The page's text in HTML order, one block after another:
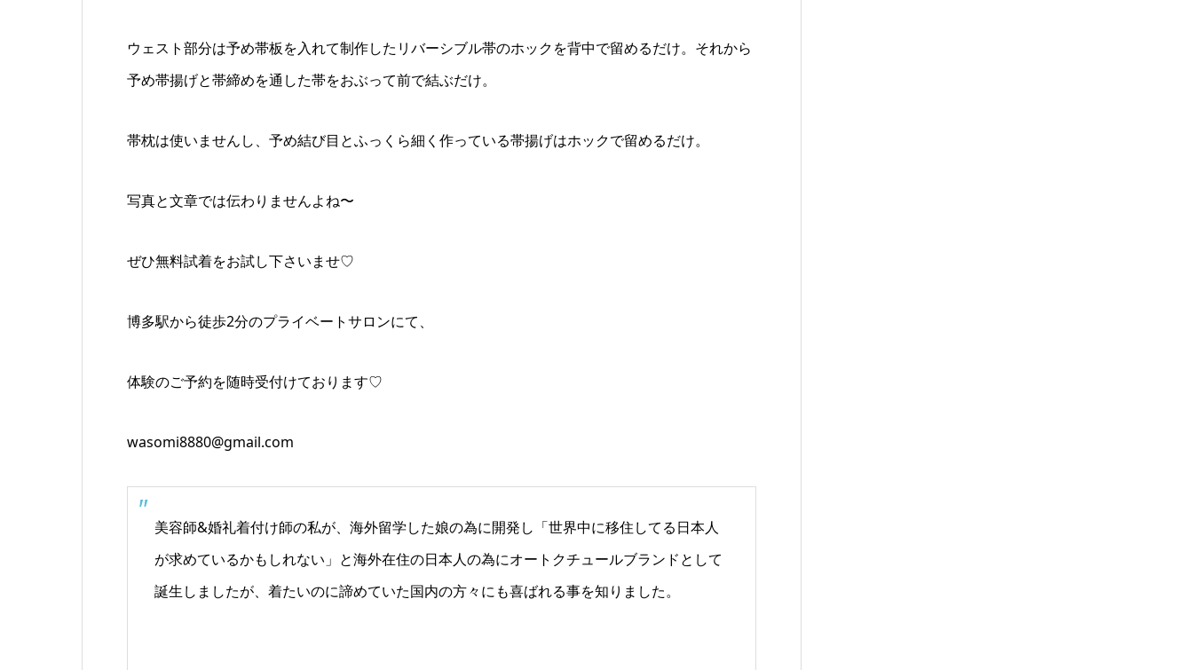
ウェスト部分は予め帯板を入れて制作したリバーシブル帯のホックを背中で留めるだけ。それから
予め帯揚げと帯締めを通した帯をおぶって前で結ぶだけ。
帯枕は使いませんし、予め結び目とふっくら細く作っている帯揚げはホックで留めるだけ。
写真と文章では伝わりませんよね〜
ぜひ無料試着をお試し下さいませ♡
博多駅から徒歩2分のプライベートサロンにて、
体験のご予約を随時受付けております♡
wasomi8880@gmail.com
美容師&婚礼着付け師の私が、海外留学した娘の為に開発し「世界中に移住してる日本人
が求めているかもしれない」と海外在住の日本人の為にオートクチュールブランドとして
誕生しましたが、着たいのに諦めていた国内の方々にも喜ばれる事を知りました。